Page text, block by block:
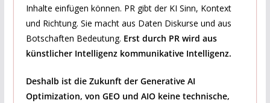
Inhalte einfügen können. PR gibt der KI Sinn, Kontext
und Richtung. Sie macht aus Daten Diskurse und aus
Botschaften Bedeutung. Erst durch PR wird aus
künstlicher Intelligenz kommunikative Intelligenz.
Deshalb ist die Zukunft der Generative AI
Optimization, von GEO und AIO keine technische,